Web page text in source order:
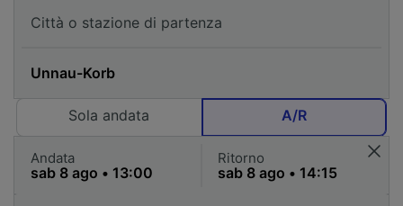
Sola andata A/R
Andata Ritorno